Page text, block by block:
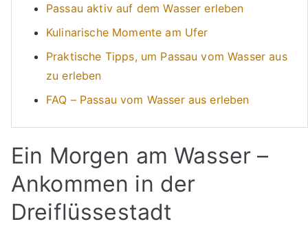
Passau aktiv auf dem Wasser erleben
Kulinarische Momente am Ufer
Praktische Tipps, um Passau vom Wasser aus
zu erleben
FAQ – Passau vom Wasser aus erleben
Ein Morgen am Wasser –
Ankommen in der
Dreiflüssestadt